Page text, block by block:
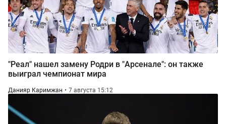
"Реал" нашел замену Родри в "Арсенале": он также
выиграл чемпионат мира
Данияр Каримжан 7 августа 15:12